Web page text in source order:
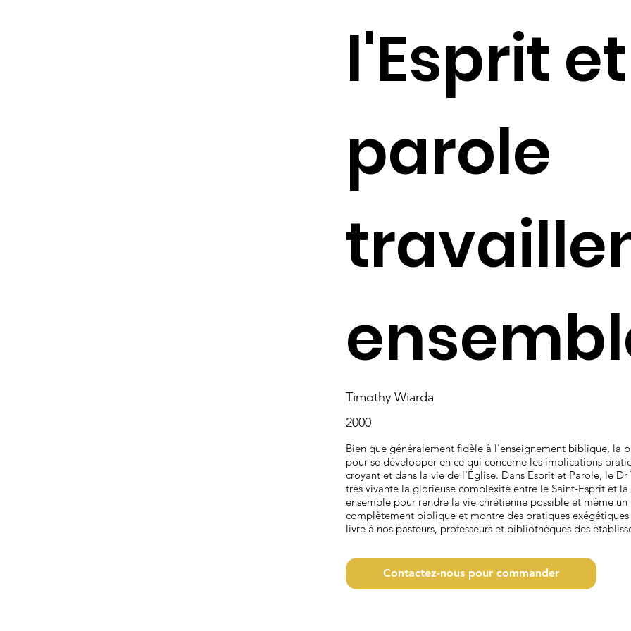
l'Esprit
parole
Timothy Wiarda
2000
Bien que généralement fidèle à l'enseignement biblique, la
pour se développer en ce qui concerne les implications
croyant et dans la vie de l'Église. Dans Esprit et Parole, le
très vivante la glorieuse complexité entre le Saint-Esprit et
ensemble pour rendre la vie chrétienne possible et même
complètement biblique et montre des pratiques
livre à nos pasteurs, professeurs et bibliothèques des
Contactez-nous pour commander